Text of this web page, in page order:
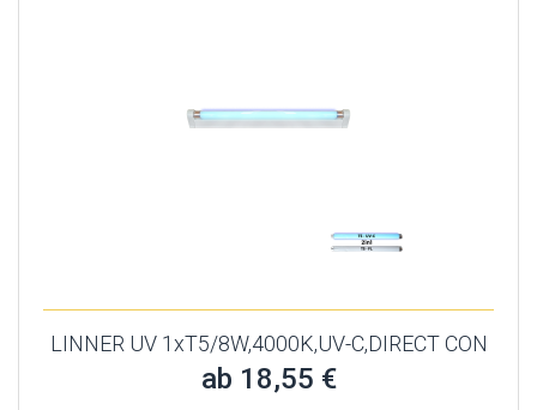
LINNER UV 1xT5/8W,4000K,UV-C,DIRECT CON
ab 18,55 €